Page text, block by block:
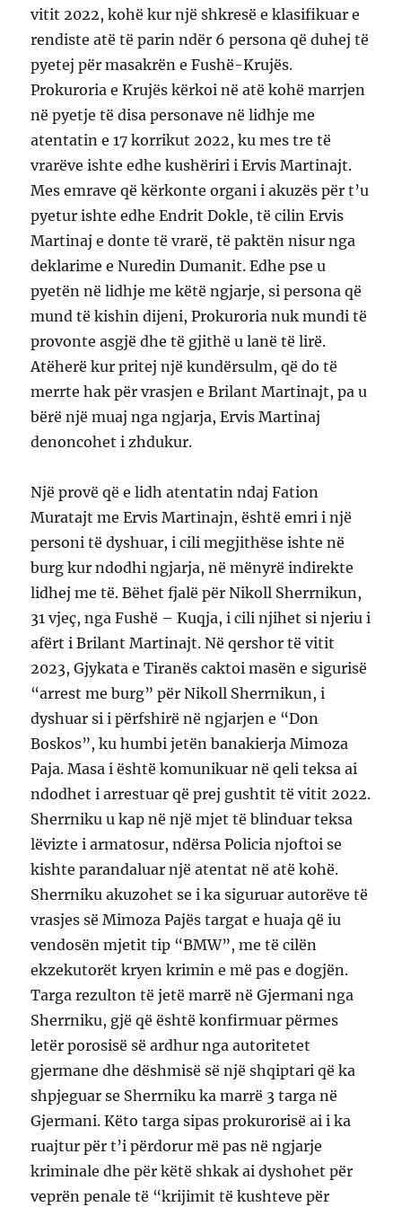
vitit 2022, kohë kur një shkresë e klasifikuar e
rendiste atë të parin ndër 6 persona që duhej të
pyetej për masakrën e Fushë-Krujës.
Prokuroria e Krujës kërkoi në atë kohë marrjen
në pyetje të disa personave në lidhje me
atentatin e 17 korrikut 2022, ku mes tre të
vrarëve ishte edhe kushëriri i Ervis Martinajt.
Mes emrave që kërkonte organi i akuzës për t’u
pyetur ishte edhe Endrit Dokle, të cilin Ervis
Martinaj e donte të vrarë, të paktën nisur nga
deklarime e Nuredin Dumanit. Edhe pse u
pyetën në lidhje me këtë ngjarje, si persona që
mund të kishin dijeni, Prokuroria nuk mundi të
provonte asgjë dhe të gjithë u lanë të lirë.
Atëherë kur pritej një kundërsulm, që do të
merrte hak për vrasjen e Brilant Martinajt, pa u
bërë një muaj nga ngjarja, Ervis Martinaj
denoncohet i zhdukur.
Një provë që e lidh atentatin ndaj Fation
Muratajt me Ervis Martinajn, është emri i një
personi të dyshuar, i cili megjithëse ishte në
burg kur ndodhi ngjarja, në mënyrë indirekte
lidhej me të. Bëhet fjalë për Nikoll Sherrnikun,
31 vjeç, nga Fushë – Kuqja, i cili njihet si njeriu i
afërt i Brilant Martinajt. Në qershor të vitit
2023, Gjykata e Tiranës caktoi masën e sigurisë
“arrest me burg” për Nikoll Sherrnikun, i
dyshuar si i përfshirë në ngjarjen e “Don
Boskos”, ku humbi jetën banakierja Mimoza
Paja. Masa i është komunikuar në qeli teksa ai
ndodhet i arrestuar që prej gushtit të vitit 2022.
Sherrniku u kap në një mjet të blinduar teksa
lëvizte i armatosur, ndërsa Policia njoftoi se
kishte parandaluar një atentat në atë kohë.
Sherrniku akuzohet se i ka siguruar autorëve të
vrasjes së Mimoza Pajës targat e huaja që iu
vendosën mjetit tip “BMW”, me të cilën
ekzekutorët kryen krimin e më pas e dogjën.
Targa rezulton të jetë marrë në Gjermani nga
Sherrniku, gjë që është konfirmuar përmes
letër porosisë së ardhur nga autoritetet
gjermane dhe dëshmisë së një shqiptari që ka
shpjeguar se Sherrniku ka marrë 3 targa në
Gjermani. Këto targa sipas prokurorisë ai i ka
ruajtur për t’i përdorur më pas në ngjarje
kriminale dhe për këtë shkak ai dyshohet për
veprën penale të “krijimit të kushteve për